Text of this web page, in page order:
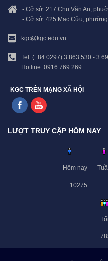
- Cở sở: 217 Chu Văn An,
- Cở sở: 425 Mạc Cửu,
kgc@kgc.edu.vn
Tel: (+84 0297) 3.863.530 -
Hotline: 0916.769.269
KGC TRÊN MẠNG XÃ HỘI
LƯỢT TRUY CẬP HÔM NAY
Hôm nay
10275